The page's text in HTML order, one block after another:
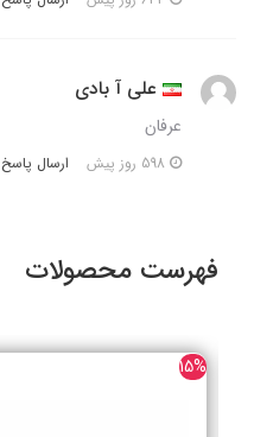
علی آ بادی
عرفان
ارسال پاسخ
فهرست محصولات
15%